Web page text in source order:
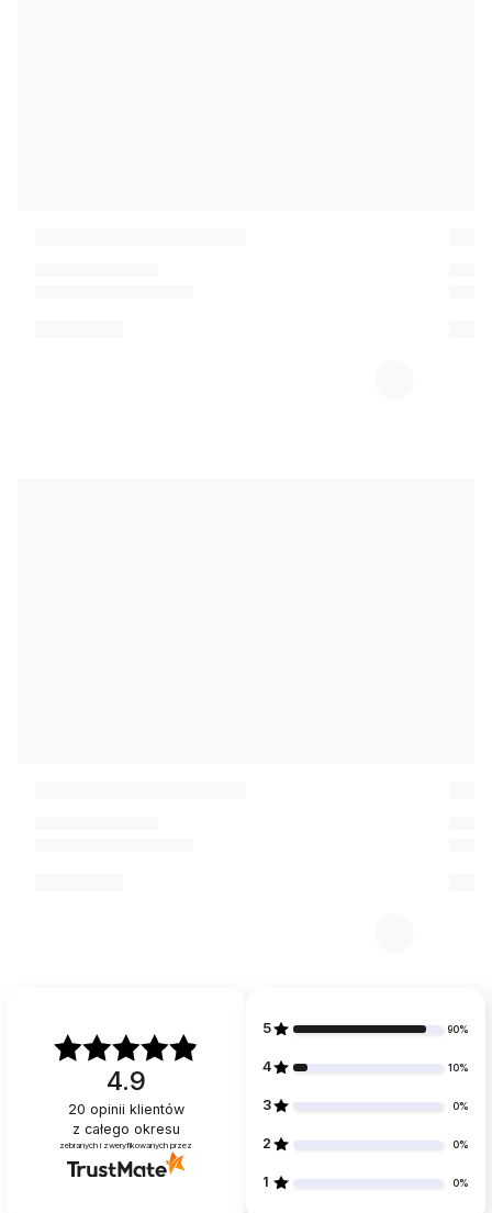
4.9
20 opinii klientów
z całego okresu
zebranych i zweryfikowanych przez
5 90%
4 10%
3 0%
2 0%
1 0%